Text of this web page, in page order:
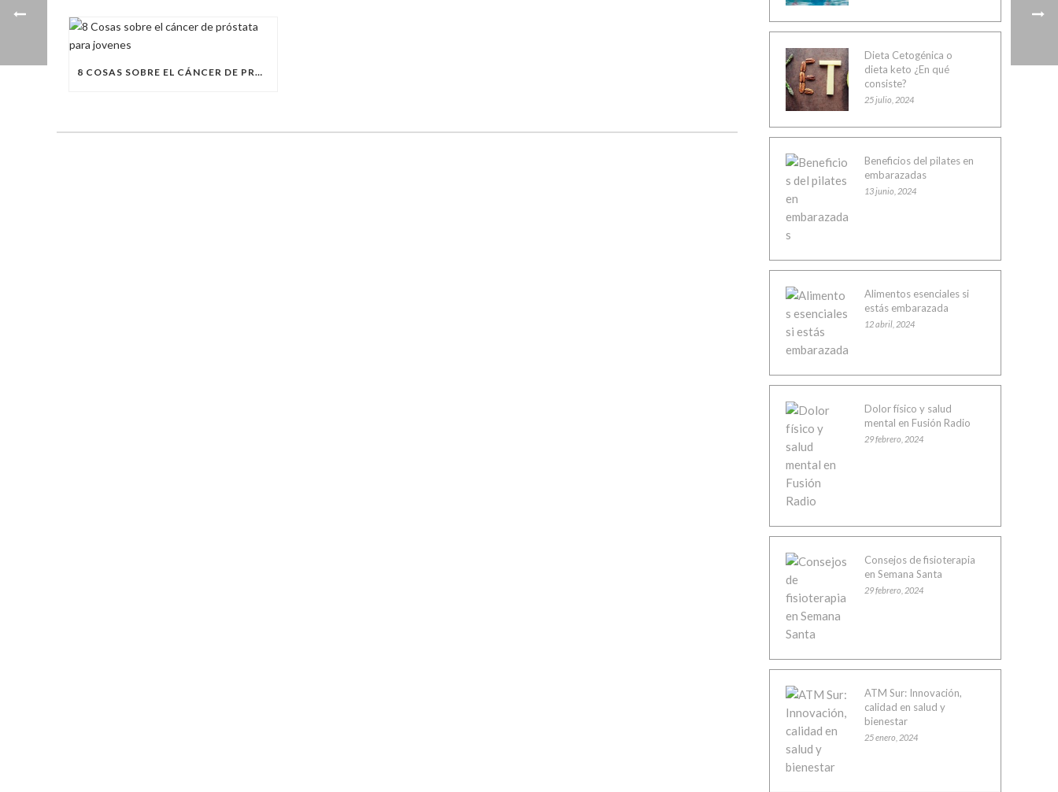
8 COSAS SOBRE EL CÁNCER DE PRÓSTATA PARA JOVENES
Dieta Cetogénica o
dieta keto ¿En qué
consiste?
25 julio, 2024
Beneficios del pilates en
embarazadas
13 junio, 2024
Alimentos esenciales si
estás embarazada
12 abril, 2024
Dolor físico y salud
mental en Fusión Radio
29 febrero, 2024
Consejos de fisioterapia
en Semana Santa
29 febrero, 2024
ATM Sur: Innovación,
calidad en salud y
bienestar
25 enero, 2024